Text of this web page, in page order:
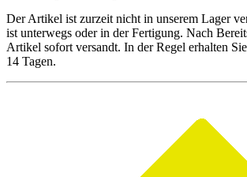
Der Artikel ist zurzeit nicht in unserem Lager
ist unterwegs oder in der Fertigung. Nach
Artikel sofort versandt. In der Regel erhalten
14 Tagen.